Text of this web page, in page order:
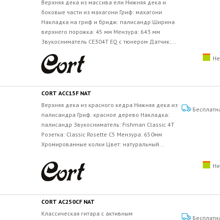
Верхняя дека из массива ели Нижняя дека и
боковые части из махагони Гриф: махагони
Накладка на гриф и бридж: палисандр Ширина
верхнего порожка: 45 мм Мензура: 643 мм
Звукосниматель CE304T EQ с тюнером Датчик:...
CORT ACC15F NAT
Верхняя дека из красного кедра Нижняя дека из
палисандра Гриф: красное дерево Накладка:
палисандр Звукосниматель: Fishman Classic 4T
Розетка: Classic Rosette C5 Мензура: 650мм
Хромированные колки Цвет: натуральный...
CORT AC250CF NAT
Классическая гитара с активным